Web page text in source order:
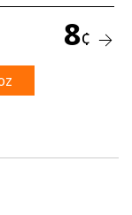
mejores
8¢